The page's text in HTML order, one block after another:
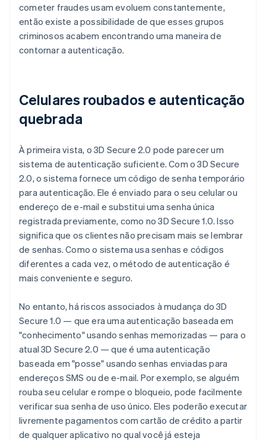
cometer fraudes usam evoluem constantemente,
então existe a possibilidade de que esses grupos
criminosos acabem encontrando uma maneira de
contornar a autenticação.
Celulares roubados e autenticação
quebrada
À primeira vista, o 3D Secure 2.0 pode parecer um
sistema de autenticação suficiente. Com o 3D Secure
2.0, o sistema fornece um código de senha temporário
para autenticação. Ele é enviado para o seu celular ou
endereço de e-mail e substitui uma senha única
registrada previamente, como no 3D Secure 1.0. Isso
significa que os clientes não precisam mais se lembrar
de senhas. Como o sistema usa senhas e códigos
diferentes a cada vez, o método de autenticação é
mais conveniente e seguro.
No entanto, há riscos associados à mudança do 3D
Secure 1.0 — que era uma autenticação baseada em
"conhecimento" usando senhas memorizadas — para o
atual 3D Secure 2.0 — que é uma autenticação
baseada em "posse" usando senhas enviadas para
endereços SMS ou de e-mail. Por exemplo, se alguém
rouba seu celular e rompe o bloqueio, pode facilmente
verificar sua senha de uso único. Eles poderão executar
livremente pagamentos com cartão de crédito a partir
de qualquer aplicativo no qual você já esteja